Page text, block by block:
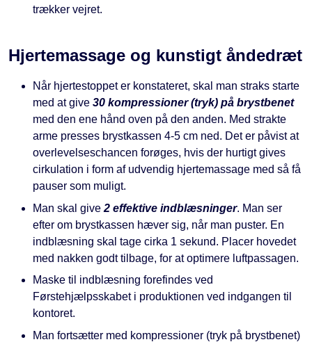
trækker vejret.
Hjertemassage og kunstigt åndedræt
Når hjertestoppet er konstateret, skal man straks starte
med at give 30 kompressioner (tryk) på brystbenet
med den ene hånd oven på den anden. Med strakte
arme presses brystkassen 4-5 cm ned. Det er påvist at
overlevelseschancen forøges, hvis der hurtigt gives
cirkulation i form af udvendig hjertemassage med så få
pauser som muligt.
Man skal give 2 effektive indblæsninger. Man ser
efter om brystkassen hæver sig, når man puster. En
indblæsning skal tage cirka 1 sekund. Placer hovedet
med nakken godt tilbage, for at optimere luftpassagen.
Maske til indblæsning forefindes ved
Førstehjælpsskabet i produktionen ved indgangen til
kontoret.
Man fortsætter med kompressioner (tryk på brystbenet)